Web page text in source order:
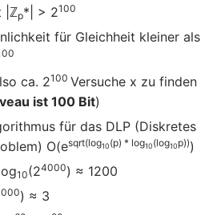
|ℤp*| > 2100
für Gleichheit kleiner als
ca. 2100 Versuche x zu finden
ist 100 Bit)
für das DLP (Diskretes
O(esqrt(log10(p) * log10(log10p)))
10(24000) ≈ 1200
) ≈ 3